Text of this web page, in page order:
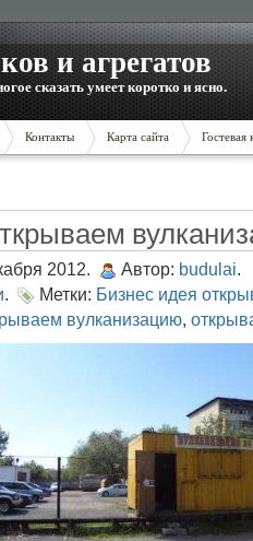
и агрегатов
сказать умеет коротко и ясно.
Контакты Карта сайта Гостевая
2012. Автор: budulai.
. Метки: Бизнес идея
вулканизацию,